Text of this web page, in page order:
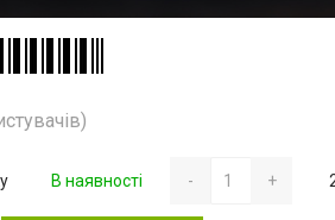
В наявності - +